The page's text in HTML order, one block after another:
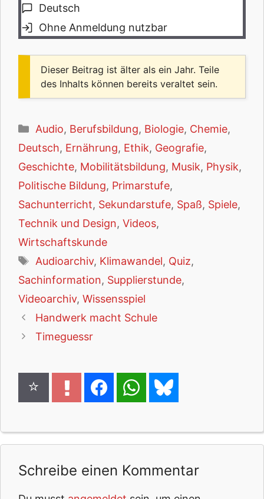
Deutsch
Ohne Anmeldung nutzbar
Dieser Beitrag ist älter als ein Jahr. Teile
des Inhalts können bereits veraltet sein.
Kategorien
Audio, Berufsbildung, Biologie, Chemie,
Deutsch, Ernährung, Ethik, Geografie,
Geschichte, Mobilitätsbildung, Musik, Physik,
Politische Bildung, Primarstufe,
Sachunterricht, Sekundarstufe, Spaß, Spiele,
Technik und Design, Videos,
Wirtschaftskunde
Schlagwörter
Audioarchiv, Klimawandel, Quiz,
Sachinformation, Supplierstunde,
Videoarchiv, Wissensspiel
Handwerk macht Schule
Timeguessr
Schreibe einen Kommentar